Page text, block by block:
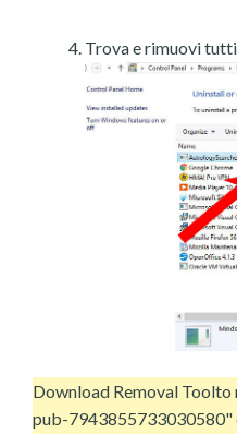
Trova e rimuovi
Download Removal Toolto
pub-